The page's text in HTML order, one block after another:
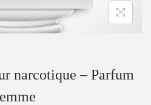
narcotique – Parfum